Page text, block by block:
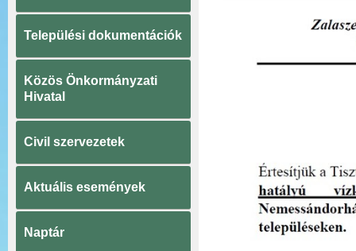
Települési dokumentációk
Közös Önkormányzati
Hivatal
Civil szervezetek
Aktuális események
Naptár